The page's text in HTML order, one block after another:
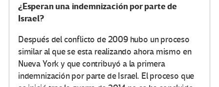
¿Esperan una indemnización por parte de
Israel?
Después del conflicto de 2009 hubo un proceso
similar al que se esta realizando ahora mismo en
Nueva York y que contribuyó a la primera
indemnización por parte de Israel. El proceso que